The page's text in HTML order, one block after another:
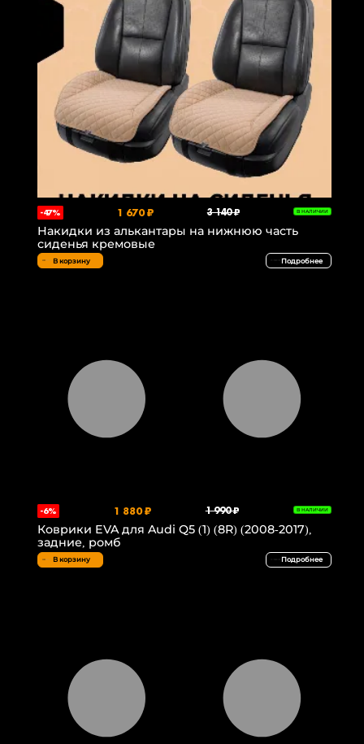
-47% 1 670 ₽ 3 140 ₽ В НАЛИЧИИ
Накидки из алькантары на нижнюю часть
сиденья кремовые
В корзину Подробнее
-6% 1 880 ₽ 1 990 ₽ В НАЛИЧИИ
Коврики EVA для Audi Q5 (1) (8R) (2008-2017),
задние, ромб
В корзину Подробнее